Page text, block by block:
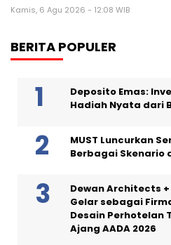
Kamis, 6 Agu 2026 - 12:08 WIB
BERITA POPULER
Deposito Emas:
Hadiah Nyata dari
MUST Luncurkan
Berbagai Skenario
Dewan Architects +
Gelar sebagai
Desain Perhotelan
Ajang AADA 2026